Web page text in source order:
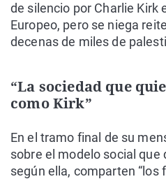
de silencio por Charlie Kirk
Europeo, pero se niega
decenas de miles de
“La sociedad que
como Kirk”
En el tramo final de su
sobre el modelo social que
según ella, comparten “los